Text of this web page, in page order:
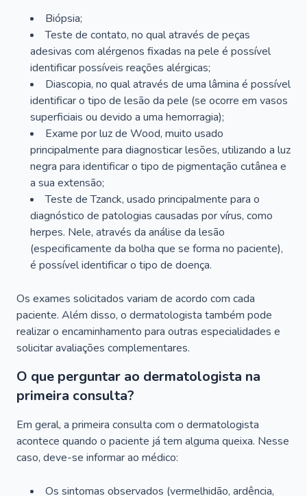
Biópsia;
Teste de contato, no qual através de peças
adesivas com alérgenos fixadas na pele é possível
identificar possíveis reações alérgicas;
Diascopia, no qual através de uma lâmina é possível
identificar o tipo de lesão da pele (se ocorre em vasos
superficiais ou devido a uma hemorragia);
Exame por luz de Wood, muito usado
principalmente para diagnosticar lesões, utilizando a luz
negra para identificar o tipo de pigmentação cutânea e
a sua extensão;
Teste de Tzanck, usado principalmente para o
diagnóstico de patologias causadas por vírus, como
herpes. Nele, através da análise da lesão
(especificamente da bolha que se forma no paciente),
é possível identificar o tipo de doença.
Os exames solicitados variam de acordo com cada
paciente. Além disso, o dermatologista também pode
realizar o encaminhamento para outras especialidades e
solicitar avaliações complementares.
O que perguntar ao dermatologista na
primeira consulta?
Em geral, a primeira consulta com o dermatologista
acontece quando o paciente já tem alguma queixa. Nesse
caso, deve-se informar ao médico:
Os sintomas observados (vermelhidão, ardência,